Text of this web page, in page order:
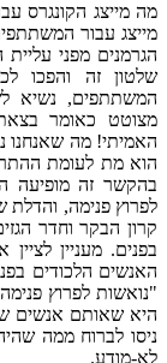
מה מייצג הקונגרס
מייצג עבור
הגרמנים מפני
שלטון זה והפכו
המשתתפים, נשיא
מצוטט כאומר
האמיתי! מה שאנחנו
הוא מת לעומת
בהקשר זה מופיעה
לפרוץ פנימה,
קרון הבקר וחדר
בפנים. מעניין
האנשים הלכודים
"נואשות לפרוץ
היא שאותם אנשים
ניסו לברוח ממה
לא-מודע.